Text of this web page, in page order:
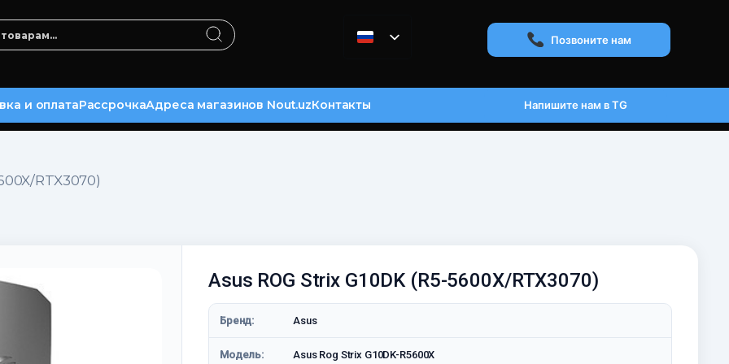
Позвоните нам
и оплатаРассрочкаАдреса магазинов Nout.uzКонтакты Напишите нам в TG
RTX3070)
Asus ROG Strix G10DK (R5-5600X/RTX3070)
Бренд: Asus
Модель: Asus Rog Strix G10DK-R5600X